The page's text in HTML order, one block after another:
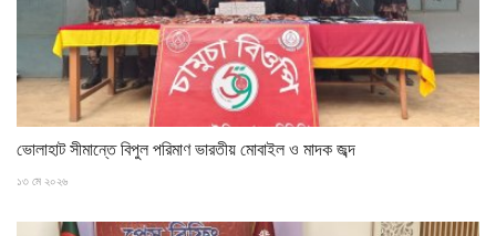
ভোলাহাট সীমান্তে বিপুল পরিমাণ ভারতীয় মোবাইল ও মাদক জব্দ
১৩ মে ২০২৬